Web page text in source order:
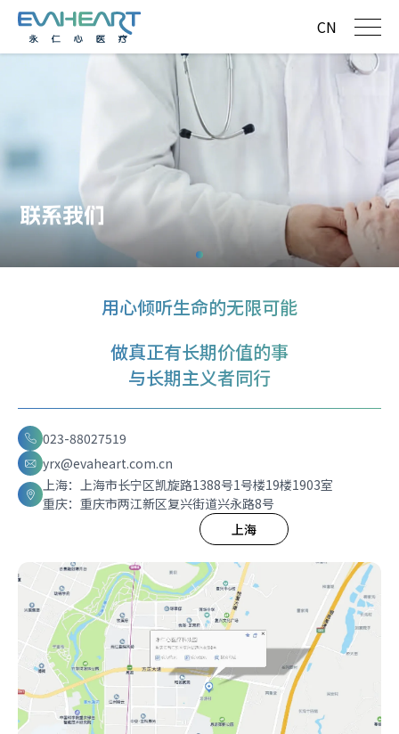
CN
联系我们
用心倾听生命的无限可能
做真正有长期价值的事
与长期主义者同行
023-88027519
yrx@evaheart.com.cn
上海：上海市长宁区凯旋路1388号1号楼19楼1903室
重庆：重庆市两江新区复兴街道兴永路8号
上海